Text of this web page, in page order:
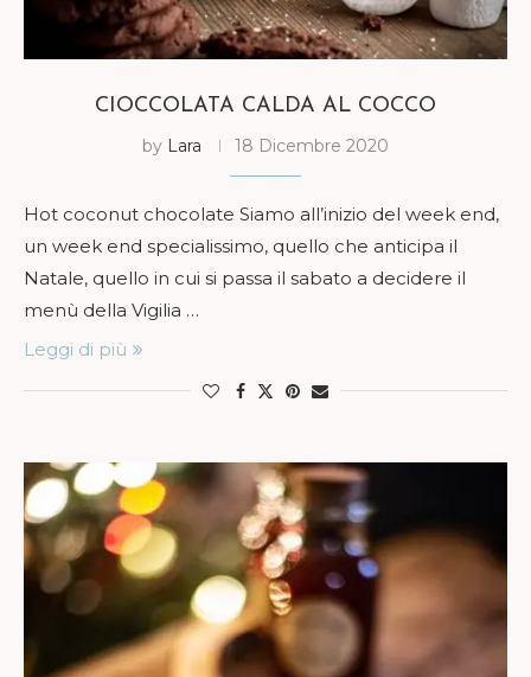
CIOCCOLATA CALDA AL COCCO
by Lara 18 Dicembre 2020
Hot coconut chocolate Siamo all’inizio del week end,
un week end specialissimo, quello che anticipa il
Natale, quello in cui si passa il sabato a decidere il
menù della Vigilia …
Leggi di più